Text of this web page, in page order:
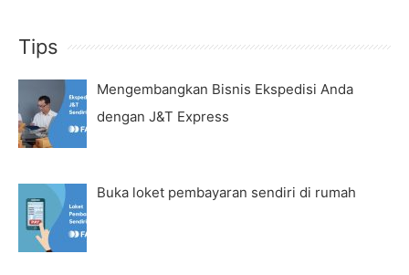
Tips
Mengembangkan Bisnis Ekspedisi Anda
dengan J&T Express
Buka loket pembayaran sendiri di rumah